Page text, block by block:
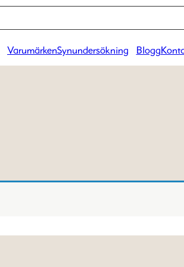
VarumärkenSynundersökning Blogg